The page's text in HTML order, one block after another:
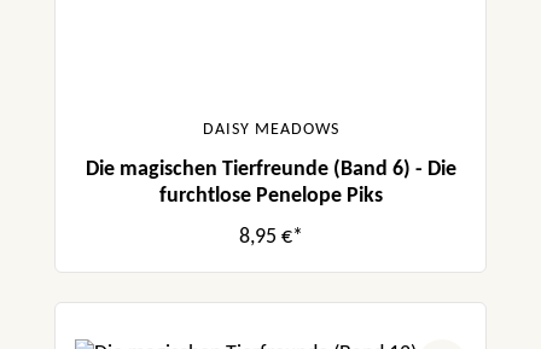
DAISY MEADOWS
Die magischen Tierfreunde (Band 6) - Die
furchtlose Penelope Piks
8,95 €*